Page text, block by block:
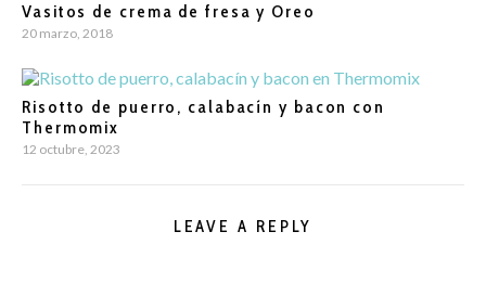
Vasitos de crema de fresa y Oreo
20 marzo, 2018
Risotto de puerro, calabacín y bacon con
Thermomix
12 octubre, 2023
LEAVE A REPLY